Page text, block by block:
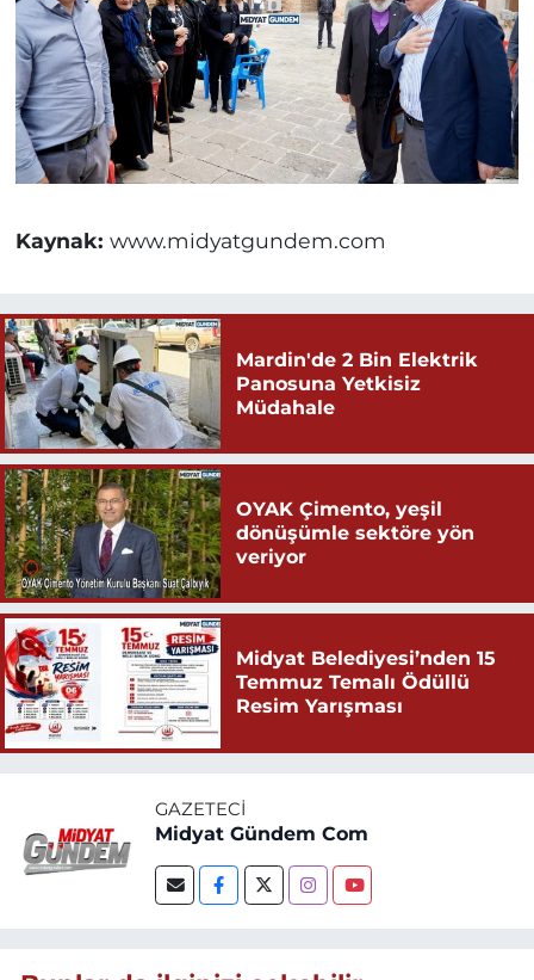
Kaynak: www.midyatgundem.com
Mardin'de 2 Bin Elektrik
Panosuna Yetkisiz
Müdahale
OYAK Çimento, yeşil
dönüşümle sektöre yön
veriyor
Midyat Belediyesi’nden 15
Temmuz Temalı Ödüllü
Resim Yarışması
GAZETECI
Midyat Gündem Com